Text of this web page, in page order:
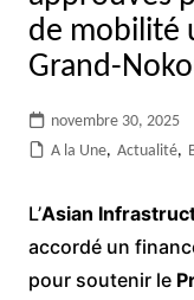
de mobilité
Grand-
novembre 30, 2025
A la Une, Actualité,
L’Asian
accordé un
pour soutenir le